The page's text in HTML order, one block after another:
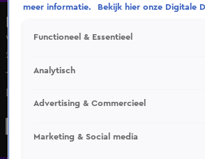
Valse start bij Tijmen en Denise
25 juni 2025, 14:40
Tijdens een saxofoonles ontdekken
toch net iets lastiger is dan gedacht.
meer informatie.
Bekijk hier onze Digitale
Functioneel & Essentieel
Analytisch
Advertising & Commercieel
Marketing & Social media